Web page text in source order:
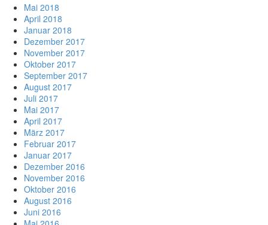
Mai 2018
April 2018
Januar 2018
Dezember 2017
November 2017
Oktober 2017
September 2017
August 2017
Juli 2017
Mai 2017
April 2017
März 2017
Februar 2017
Januar 2017
Dezember 2016
November 2016
Oktober 2016
August 2016
Juni 2016